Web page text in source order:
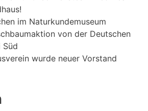
im Naturkundemuseum
von der Deutschen
Süd
wurde neuer Vorstand